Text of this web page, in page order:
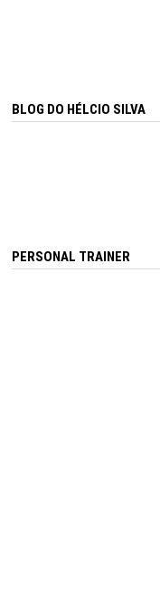
BLOG DO HÉLCIO SILVA
PERSONAL TRAINER